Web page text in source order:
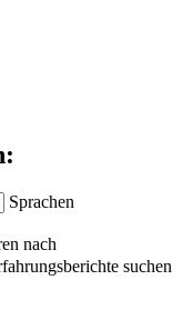
Sprachen
nach
suchen